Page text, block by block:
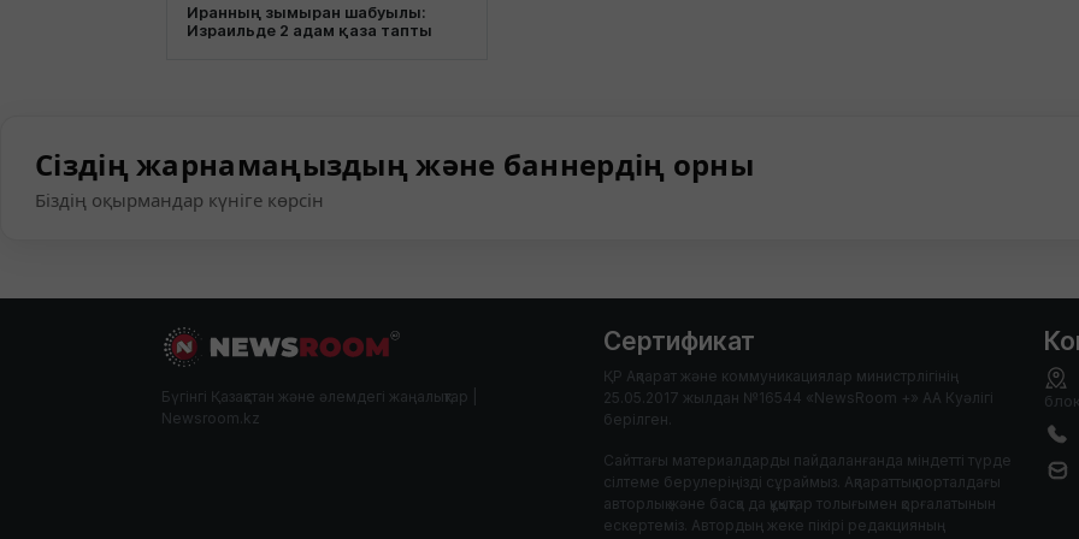
Иранның зымыран шабуылы:
Израильде 2 адам қаза тапты
Сіздің жарнамаңыздың және баннердің орны
Біздің оқырмандар күніге көрсін
Бүгінгі Қазақстан және әлемдегі жаңалықтар |
Newsroom.kz
Сертификат
ҚР Ақпарат және коммуникациялар министрлігінің
25.05.2017 жылдан №16544 «NewsRoom +» АА Куәлігі
берілген.
Сайттағы материалдарды пайдаланғанда міндетті түрде
сілтеме берулеріңізді сұраймыз. Ақпараттық порталдағы
авторлық және басқа да құқықтар толығымен қорғалатынын
ескертеміз. Автордың жеке пікірі редакцияның